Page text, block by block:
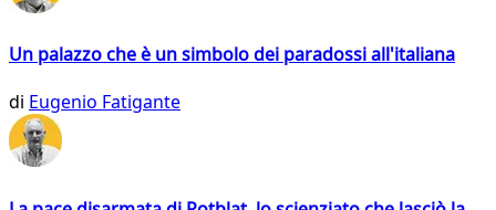
Un palazzo che è un simbolo dei paradossi all'italiana
di Eugenio Fatigante